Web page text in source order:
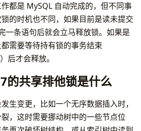
都是 MySQL 自动完成的，但不同事
的时机也不同，如果目前是读未提交
一条语句后就会立马释放锁。如果是
需要等待持有锁的事务结束
后才会释放。
的共享排他锁是什么
生变更，比如一个无序数据插入时，
，这时需要挪动树中的一些节点位